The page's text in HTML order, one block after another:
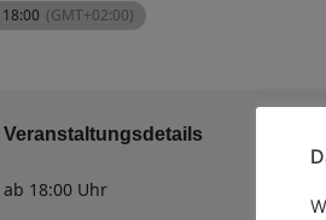
18:00 (GMT+02:00)
Veranstaltungsdetails
ab 18:00 Uhr